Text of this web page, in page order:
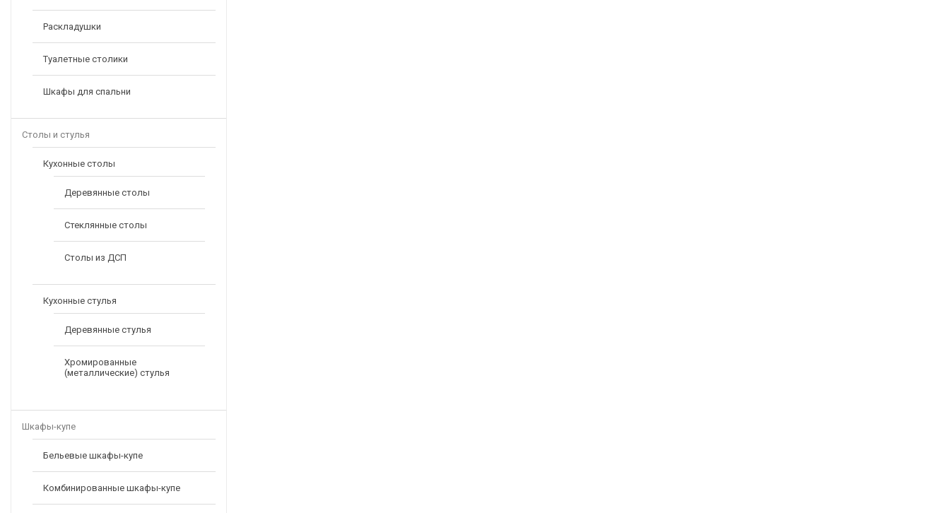
Раскладушки
Туалетные столики
Шкафы для спальни
Столы и стулья
Кухонные столы
Деревянные столы
Стеклянные столы
Столы из ДСП
Кухонные стулья
Деревянные стулья
Хромированные
(металлические) стулья
Шкафы-купе
Бельевые шкафы-купе
Комбинированные шкафы-купе